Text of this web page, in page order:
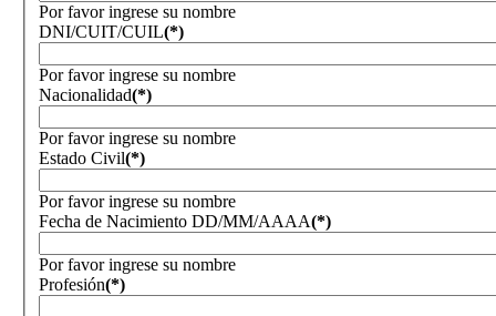
Por favor ingrese su nombre
DNI/CUIT/CUIL(*)
Por favor ingrese su nombre
Nacionalidad(*)
Por favor ingrese su nombre
Estado Civil(*)
Por favor ingrese su nombre
Fecha de Nacimiento DD/MM/AAAA(*)
Por favor ingrese su nombre
Profesión(*)